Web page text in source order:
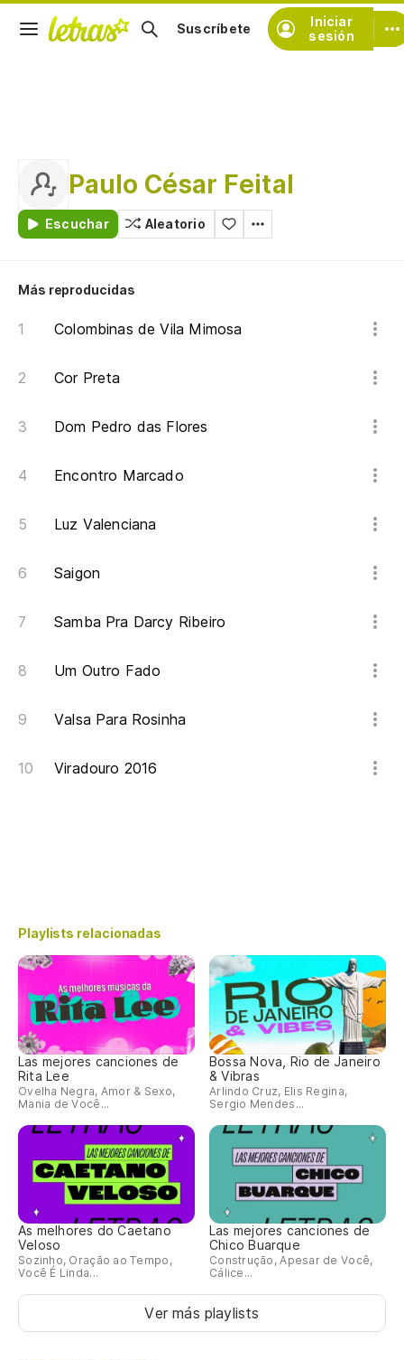
Iniciar
sesión
Suscríbete
Paulo César Feital
Escuchar Aleatorio
Más reproducidas
Colombinas de Vila Mimosa
Cor Preta
Dom Pedro das Flores
Encontro Marcado
Luz Valenciana
Saigon
Samba Pra Darcy Ribeiro
Um Outro Fado
Valsa Para Rosinha
Viradouro 2016
Playlists relacionadas
Las mejores canciones de
Rita Lee
Ovelha Negra, Amor & Sexo,
Mania de Você...
Bossa Nova, Rio de Janeiro
& Vibras
Arlindo Cruz, Elis Regina,
Sergio Mendes...
As melhores do Caetano
Veloso
Sozinho, Oração ao Tempo,
Você É Linda...
Las mejores canciones de
Chico Buarque
Construção, Apesar de Você,
Cálice...
Ver más playlists